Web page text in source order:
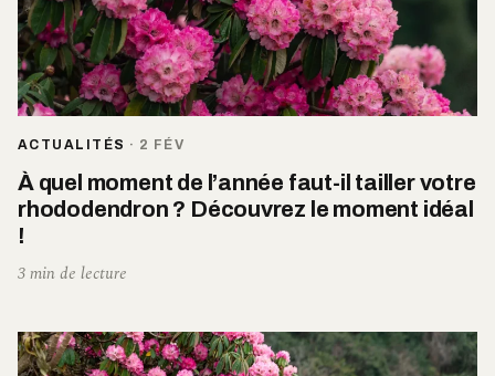
ACTUALITÉS · 2 FÉV
À quel moment de l’année faut-il tailler votre
rhododendron ? Découvrez le moment idéal
!
3 min de lecture